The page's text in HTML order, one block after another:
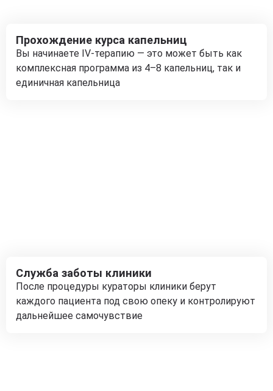
Прохождение курса капельниц
Вы начинаете IV-терапию — это может быть как
комплексная программа из 4–8 капельниц, так и
единичная капельница
Служба заботы клиники
После процедуры кураторы клиники берут
каждого пациента под свою опеку и контролируют
дальнейшее самочувствие